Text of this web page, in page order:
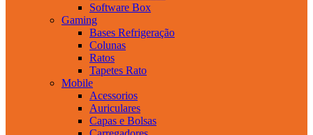
Software Box
Gaming
Bases Refrigeração
Colunas
Ratos
Tapetes Rato
Mobile
Acessorios
Auriculares
Capas e Bolsas